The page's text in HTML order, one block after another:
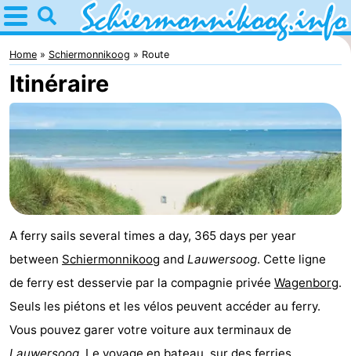
Home
Schiermonnikoog
Astuces
les
enfants
Parc
national
îles
des
Wadden
Saut
des
Wadden
Mer
des
Wadden
Passer
la
Appartements
Home Schiermonnikoog Route
Itinéraire
A ferry sails several times a day, 365 days per year
between Schiermonnikoog and Lauwersoog. Cette ligne
de ferry est desservie par la compagnie privée Wagenborg.
Seuls les piétons et les vélos peuvent accéder au ferry.
Vous pouvez garer votre voiture aux terminaux de